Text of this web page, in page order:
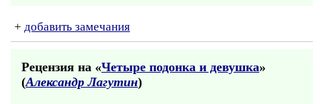
+ добавить замечания
Рецензия на «Четыре подонка и девушка»
(Александр Лагутин)